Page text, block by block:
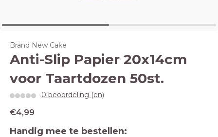
Brand New Cake
Anti-Slip Papier 20x14cm
voor Taartdozen 50st.
0 beoordeling (en)
€4,99
Handig mee te bestellen: